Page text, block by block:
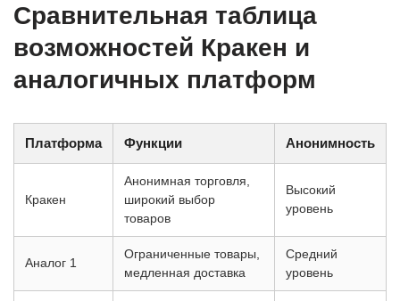
Сравнительная таблица
возможностей Кракен и
аналогичных платформ
Платформа Функции Анонимность
Кракен
Анонимная торговля,
широкий выбор
товаров
Высокий
уровень
Аналог 1
Ограниченные товары,
медленная доставка
Средний
уровень